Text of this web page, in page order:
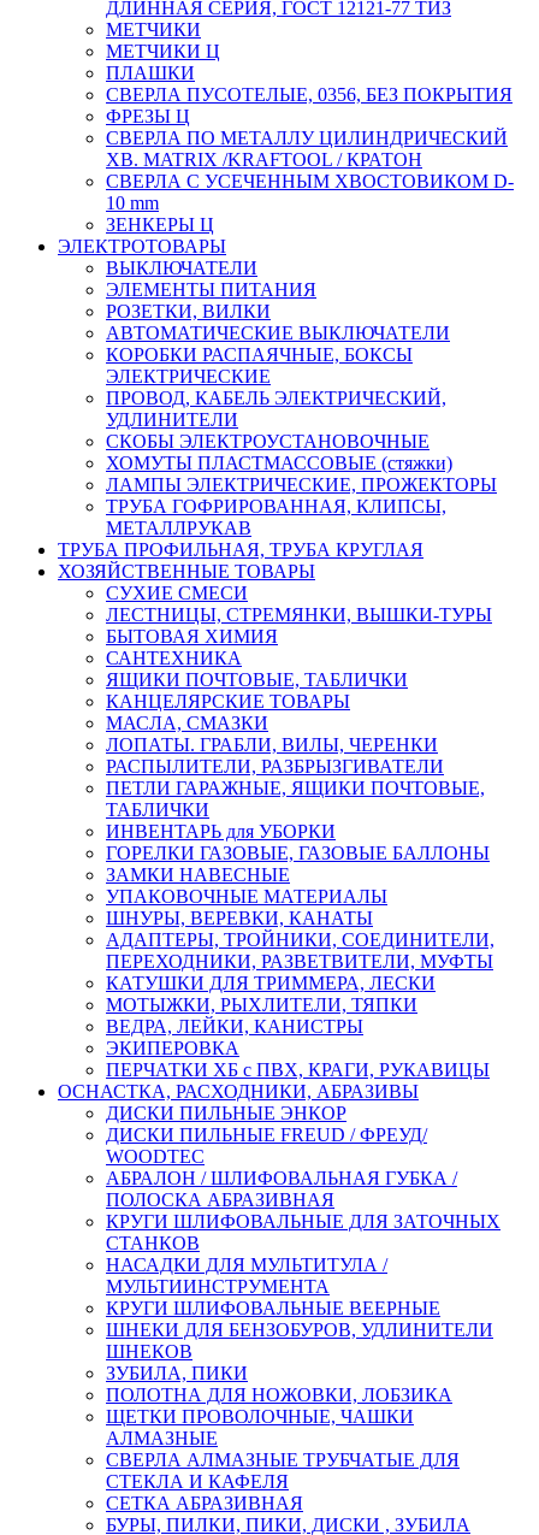
ДЛИННАЯ СЕРИЯ, ГОСТ 12121-77 ТИЗ
МЕТЧИКИ
МЕТЧИКИ Ц
ПЛАШКИ
СВЕРЛА ПУСОТЕЛЫЕ, 0356, БЕЗ ПОКРЫТИЯ
ФРЕЗЫ Ц
СВЕРЛА ПО МЕТАЛЛУ ЦИЛИНДРИЧЕСКИЙ
ХВ. MATRIX /KRAFTOOL / КРАТОН
СВЕРЛА С УСЕЧЕННЫМ ХВОСТОВИКОМ D-
10 mm
ЗЕНКЕРЫ Ц
ЭЛЕКТРОТОВАРЫ
ВЫКЛЮЧАТЕЛИ
ЭЛЕМЕНТЫ ПИТАНИЯ
РОЗЕТКИ, ВИЛКИ
АВТОМАТИЧЕСКИЕ ВЫКЛЮЧАТЕЛИ
КОРОБКИ РАСПАЯЧНЫЕ, БОКСЫ
ЭЛЕКТРИЧЕСКИЕ
ПРОВОД, КАБЕЛЬ ЭЛЕКТРИЧЕСКИЙ,
УДЛИНИТЕЛИ
СКОБЫ ЭЛЕКТРОУСТАНОВОЧНЫЕ
ХОМУТЫ ПЛАСТМАССОВЫЕ (стяжки)
ЛАМПЫ ЭЛЕКТРИЧЕСКИЕ, ПРОЖЕКТОРЫ
ТРУБА ГОФРИРОВАННАЯ, КЛИПСЫ,
МЕТАЛЛРУКАВ
ТРУБА ПРОФИЛЬНАЯ, ТРУБА КРУГЛАЯ
ХОЗЯЙСТВЕННЫЕ ТОВАРЫ
СУХИЕ СМЕСИ
ЛЕСТНИЦЫ, СТРЕМЯНКИ, ВЫШКИ-ТУРЫ
БЫТОВАЯ ХИМИЯ
САНТЕХНИКА
ЯЩИКИ ПОЧТОВЫЕ, ТАБЛИЧКИ
КАНЦЕЛЯРСКИЕ ТОВАРЫ
МАСЛА, СМАЗКИ
ЛОПАТЫ. ГРАБЛИ, ВИЛЫ, ЧЕРЕНКИ
РАСПЫЛИТЕЛИ, РАЗБРЫЗГИВАТЕЛИ
ПЕТЛИ ГАРАЖНЫЕ, ЯЩИКИ ПОЧТОВЫЕ,
ТАБЛИЧКИ
ИНВЕНТАРЬ для УБОРКИ
ГОРЕЛКИ ГАЗОВЫЕ, ГАЗОВЫЕ БАЛЛОНЫ
ЗАМКИ НАВЕСНЫЕ
УПАКОВОЧНЫЕ МАТЕРИАЛЫ
ШНУРЫ, ВЕРЕВКИ, КАНАТЫ
АДАПТЕРЫ, ТРОЙНИКИ, СОЕДИНИТЕЛИ,
ПЕРЕХОДНИКИ, РАЗВЕТВИТЕЛИ, МУФТЫ
КАТУШКИ ДЛЯ ТРИММЕРА, ЛЕСКИ
МОТЫЖКИ, РЫХЛИТЕЛИ, ТЯПКИ
ВЕДРА, ЛЕЙКИ, КАНИСТРЫ
ЭКИПЕРОВКА
ПЕРЧАТКИ ХБ с ПВХ, КРАГИ, РУКАВИЦЫ
ОСНАСТКА, РАСХОДНИКИ, АБРАЗИВЫ
ДИСКИ ПИЛЬНЫЕ ЭНКОР
ДИСКИ ПИЛЬНЫЕ FREUD / ФРЕУД/
WOODTEC
АБРАЛОН / ШЛИФОВАЛЬНАЯ ГУБКА /
ПОЛОСКА АБРАЗИВНАЯ
КРУГИ ШЛИФОВАЛЬНЫЕ ДЛЯ ЗАТОЧНЫХ
СТАНКОВ
НАСАДКИ ДЛЯ МУЛЬТИТУЛА /
МУЛЬТИИНСТРУМЕНТА
КРУГИ ШЛИФОВАЛЬНЫЕ ВЕЕРНЫЕ
ШНЕКИ ДЛЯ БЕНЗОБУРОВ, УДЛИНИТЕЛИ
ШНЕКОВ
ЗУБИЛА, ПИКИ
ПОЛОТНА ДЛЯ НОЖОВКИ, ЛОБЗИКА
ЩЕТКИ ПРОВОЛОЧНЫЕ, ЧАШКИ
АЛМАЗНЫЕ
СВЕРЛА АЛМАЗНЫЕ ТРУБЧАТЫЕ ДЛЯ
СТЕКЛА И КАФЕЛЯ
СЕТКА АБРАЗИВНАЯ
БУРЫ, ПИЛКИ, ПИКИ, ДИСКИ , ЗУБИЛА